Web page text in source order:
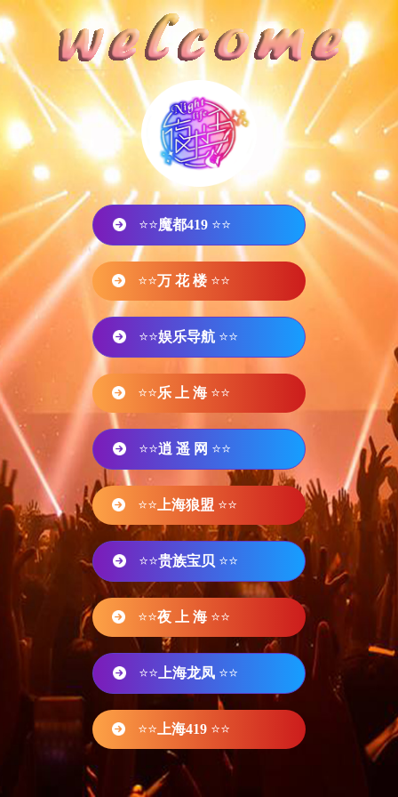
⭐⭐魔都419 ⭐⭐
⭐⭐万 花 楼 ⭐⭐
⭐⭐娱乐导航 ⭐⭐
⭐⭐乐 上 海 ⭐⭐
⭐⭐逍 遥 网 ⭐⭐
⭐⭐ 上海狼盟 ⭐⭐
⭐⭐贵族宝贝 ⭐⭐
⭐⭐夜 上 海 ⭐⭐
⭐⭐ 上海龙凤 ⭐⭐
⭐⭐ 上海419 ⭐⭐